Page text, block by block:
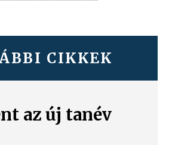
CIKKEK
az új tanév